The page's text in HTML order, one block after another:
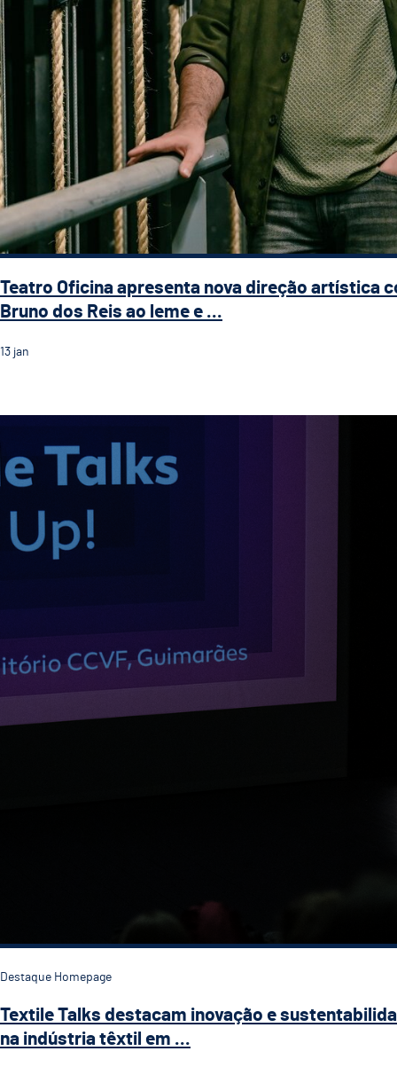
Teatro Oficina apresenta nova direção artística
Bruno dos Reis ao leme e ...
13 jan
Destaque Homepage
Textile Talks destacam inovação e
na indústria têxtil em ...